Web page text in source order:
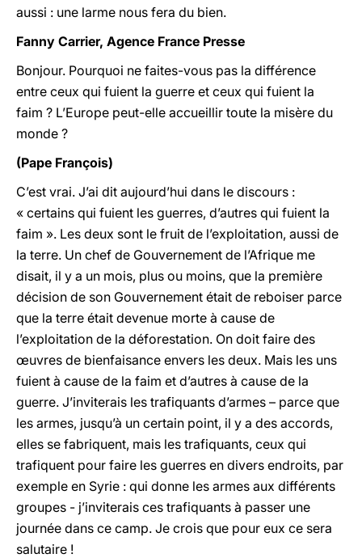
aussi : une larme nous fera du bien.
Fanny Carrier, Agence France Presse
Bonjour. Pourquoi ne faites-vous pas la différence
entre ceux qui fuient la guerre et ceux qui fuient la
faim ? L’Europe peut-elle accueillir toute la misère du
monde ?
(Pape François)
C’est vrai. J’ai dit aujourd’hui dans le discours :
« certains qui fuient les guerres, d’autres qui fuient la
faim ». Les deux sont le fruit de l’exploitation, aussi de
la terre. Un chef de Gouvernement de l’Afrique me
disait, il y a un mois, plus ou moins, que la première
décision de son Gouvernement était de reboiser parce
que la terre était devenue morte à cause de
l’exploitation de la déforestation. On doit faire des
œuvres de bienfaisance envers les deux. Mais les uns
fuient à cause de la faim et d’autres à cause de la
guerre. J’inviterais les trafiquants d’armes – parce que
les armes, jusqu’à un certain point, il y a des accords,
elles se fabriquent, mais les trafiquants, ceux qui
trafiquent pour faire les guerres en divers endroits, par
exemple en Syrie : qui donne les armes aux différents
groupes - j’inviterais ces trafiquants à passer une
journée dans ce camp. Je crois que pour eux ce sera
salutaire !